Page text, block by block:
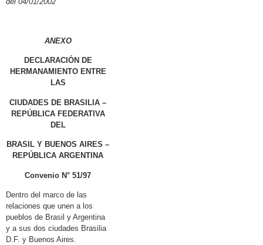
ANEXO
DECLARACIÓN DE
HERMANAMIENTO ENTRE
LAS
CIUDADES DE BRASILIA –
REPÚBLICA FEDERATIVA
DEL
BRASIL Y BUENOS AIRES –
REPÚBLICA ARGENTINA
Convenio N° 51/97
Dentro del marco de las
relaciones que unen a los
pueblos de Brasil y Argentina
y a sus dos ciudades Brasilia
D.F. y Buenos Aires.